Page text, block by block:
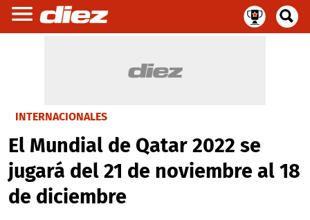
INTERNACIONALES
El Mundial de Qatar 2022 se
jugará del 21 de noviembre al 18
de diciembre